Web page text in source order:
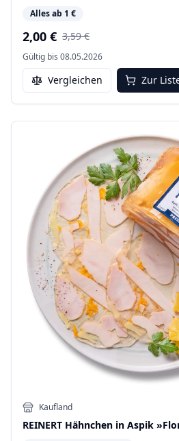
Alles ab 1 €
2,00 € 3,59 €
Gültig bis 08.05.2026
Vergleichen Zur
Kaufland
REINERT Hähnchen in Aspik